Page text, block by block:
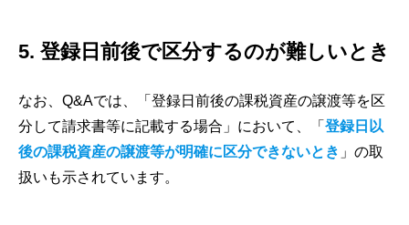
5. 登録日前後で区分するのが難しいとき
なお、Q&Aでは、「登録日前後の課税資産の譲渡等を区
分して請求書等に記載する場合」において、「 登録日以
後の課税資産の譲渡等が明確に区分できないとき 」の取
扱いも示されています。